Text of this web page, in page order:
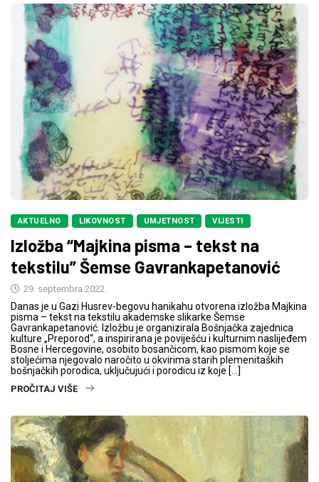
AKTUELNO LIKOVNOST UMJETNOST VIJESTI
Izložba “Majkina pisma – tekst na
tekstilu” Šemse Gavrankapetanović
29. septembra 2022.
Danas je u Gazi Husrev-begovu hanikahu otvorena izložba Majkina
pisma – tekst na tekstilu akademske slikarke Šemse
Gavrankapetanović. Izložbu je organizirala Bošnjačka zajednica
kulture „Preporod“, a inspirirana je poviješću i kulturnim naslijeđem
Bosne i Hercegovine, osobito bosančicom, kao pismom koje se
stoljećima njegovalo naročito u okvirima starih plemenitaških
bošnjačkih porodica, uključujući i porodicu iz koje […]
PROČITAJ VIŠE